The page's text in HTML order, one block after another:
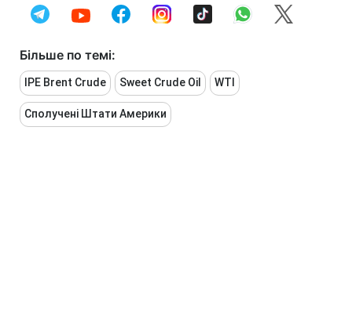
Більше по темі:
IPE Brent Crude Sweet Crude Oil WTI
Сполучені Штати Америки